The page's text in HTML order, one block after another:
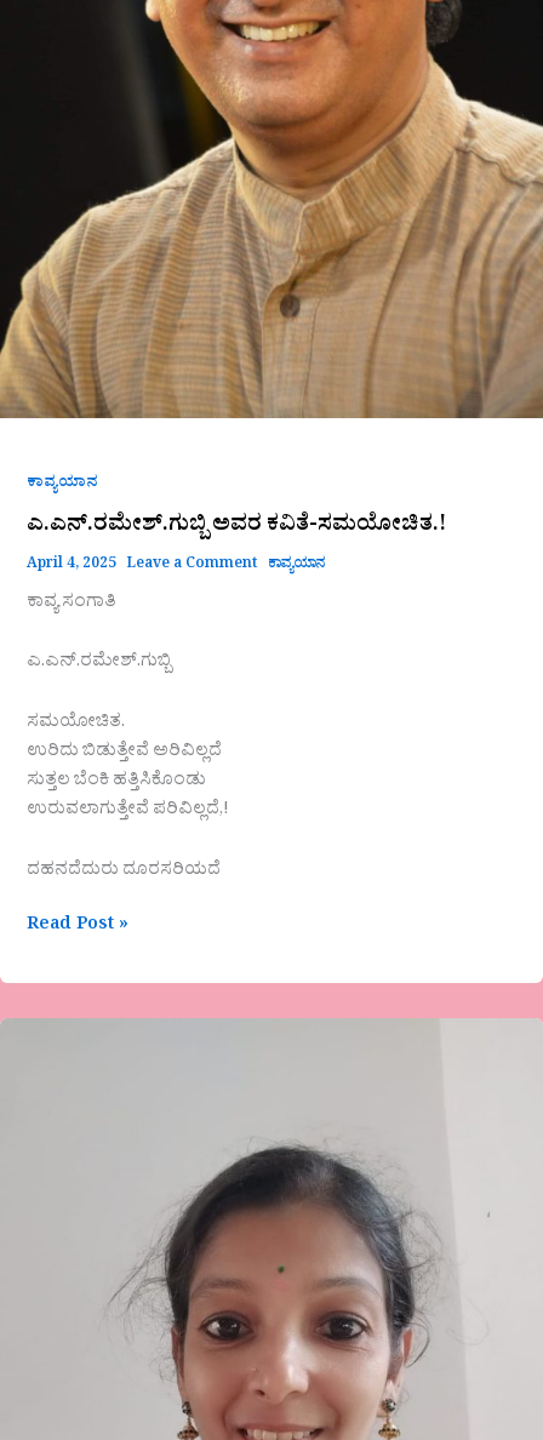
ಕಾವ್ಯಯಾನ
ಎ.ಎನ್.ರಮೇಶ್.ಗುಬ್ಬಿ ಅವರ ಕವಿತೆ-ಸಮಯೋಚಿತ.!
April 4, 2025 Leave a Comment ಕಾವ್ಯಯಾನ
ಕಾವ್ಯ ಸಂಗಾತಿ
ಎ.ಎನ್.ರಮೇಶ್.ಗುಬ್ಬಿ
ಸಮಯೋಚಿತ.
ಉರಿದು ಬಿಡುತ್ತೇವೆ ಅರಿವಿಲ್ಲದೆ
ಸುತ್ತಲ ಬೆಂಕಿ ಹತ್ತಿಸಿಕೊಂಡು
ಉರುವಲಾಗುತ್ತೇವೆ ಪರಿವಿಲ್ಲದೆ,!
ದಹನದೆದುರು ದೂರಸರಿಯದೆ
Read Post »